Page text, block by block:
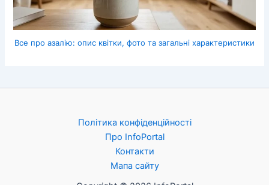
Все про азалію: опис квітки, фото та загальні характеристики
Політика конфіденційності
Про InfoPortal
Контакти
Мапа сайту